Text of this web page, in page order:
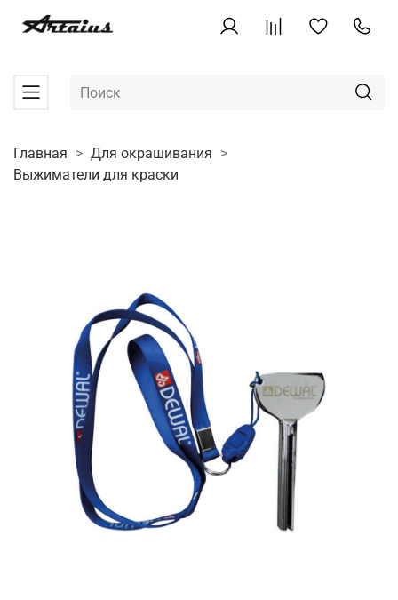
Главная
Для окрашивания
Выжиматели для краски